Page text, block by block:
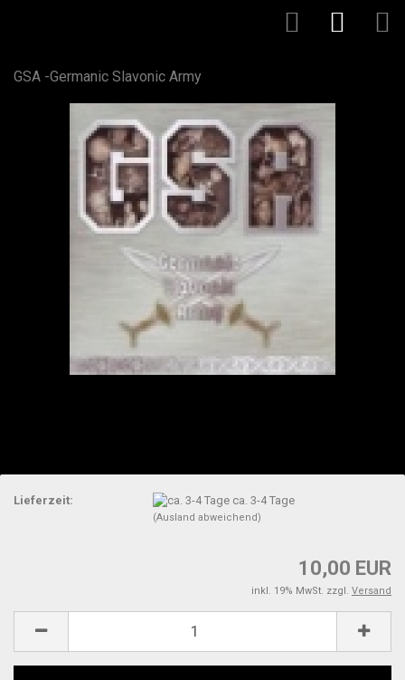
GSA -Germanic Slavonic Army
Lieferzeit: ca. 3-4 Tage
(Ausland abweichend)
10,00 EUR
inkl. 19% MwSt. zzgl. Versand